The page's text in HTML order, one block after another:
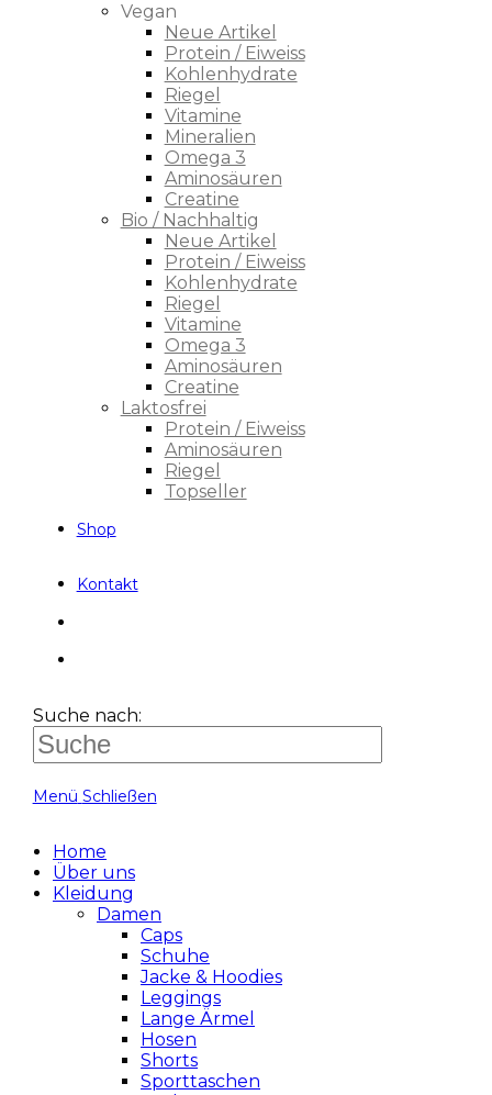
Vegan
Neue Artikel
Protein / Eiweiss
Kohlenhydrate
Riegel
Vitamine
Mineralien
Omega 3
Aminosäuren
Creatine
Bio / Nachhaltig
Neue Artikel
Protein / Eiweiss
Kohlenhydrate
Riegel
Vitamine
Omega 3
Aminosäuren
Creatine
Laktosfrei
Protein / Eiweiss
Aminosäuren
Riegel
Topseller
Shop
Kontakt
Suche nach:
Menü Schließen
Home
Über uns
Kleidung
Damen
Caps
Schuhe
Jacke & Hoodies
Leggings
Lange Ärmel
Hosen
Shorts
Sporttaschen